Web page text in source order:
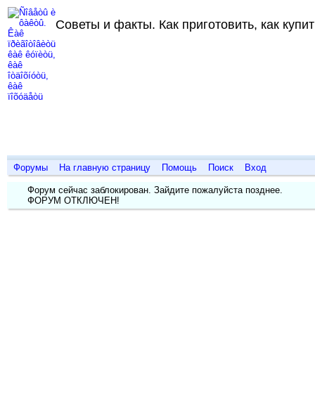
Советы и факты. Как приготовить, как
Форумы На главную страницу Помощь Поиск Вход
Форум сейчас заблокирован. Зайдите пожалуйста позднее.
ФОРУМ ОТКЛЮЧЕН!